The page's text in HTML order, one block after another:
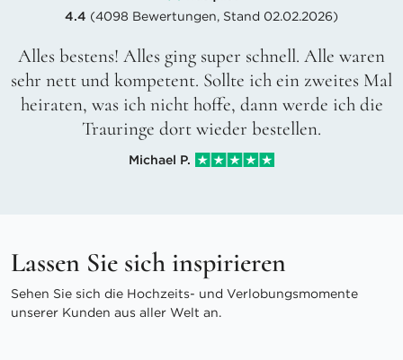
4.4 (4098 Bewertungen, Stand 02.02.2026)
Alles bestens! Alles ging super schnell. Alle waren
sehr nett und kompetent. Sollte ich ein zweites Mal
heiraten, was ich nicht hoffe, dann werde ich die
Trauringe dort wieder bestellen.
Michael P.
Lassen Sie sich inspirieren
Sehen Sie sich die Hochzeits- und Verlobungsmomente
unserer Kunden aus aller Welt an.